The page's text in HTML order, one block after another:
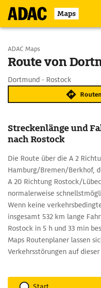
Maps
Start wählen
ADAC Maps
Route von
Dortmund - Rostock
Streckenlänge und
nach Rostock
Die Route über die A 2
Hamburg/Bremen/Berkhof,
A 20 Richtung Rostock/
normalerweise
Wenn keine
insgesamt 532 km lange
Rostock in 5 h und 33 min
Maps Routenplaner lassen
Verkehrsstörungen auf